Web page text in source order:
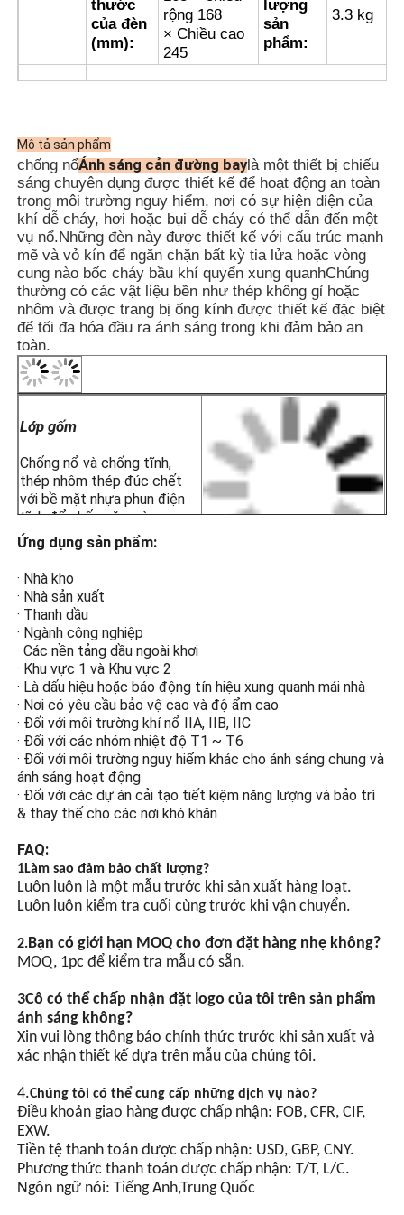
thước
của đèn
(mm):
rộng 168
× Chiều cao
245
lượng
sản
phẩm:
3.3 kg
CERT ATEX, CE, IP66, IK10, ROHS, ISO9001
Các đặc
điểm
và có thể được sử dụng trong môi trường với
khí và bụi có lớp chống nổ tương ứng.
· Lớp hợp kim nhôm được đúc đập có bề mặt
phun điện tĩnh để có ngoại hình hấp dẫn.
· Nó sử dụng một nguồn ánh sáng LED sáng
cao, cung cấp tiêu thụ năng lượng thấp, tuổi
thọ dài và không cần bảo trì.
· Đèn cản hàng không chống nổ có sẵn trong
các tùy chọn cường độ thấp, trung bình và
cao.
· Cấu trúc kín, có độ bảo vệ cao, được trang
bảo vệ và có thể được trang bị một con chip
vệ tinh GPS và Beidou để đồng bộ hóa nhiều
· Nó sử dụng một công tắc hoạt động bằng
ánh sáng tự động để có độ tin cậy cao, tự
động bật vào ban đêm và trong điều kiện
sương mù, và tắt trong ngày.
· Đồng bộ không dây có sẵn theo yêu cầu để
Nó phù hợp cho cả ống thép và dây cáp.
APPL
· Các nền tảng dầu khí
· Các nhà máy chế biến hóa chất
· Các nhà máy sản xuất ngũ cốc và bột
· Các giàn khoan ngoài khơi
· Trạm LNG
· Mỏ than và cơ sở hạ tầng đường hầm
· Các kho lưu trữ nguy hiểm
· Khu vực 1 và Khu vực 2
· Đối với các nhóm nhiệt độ T1 ~ T6
· Đối với môi trường khí nổ IIA, IIB, IIC
Mô tả sản phẩm
chống nổÁnh sáng cản đường baylà một thiết bị chiếu
sáng chuyên dụng được thiết kế để hoạt động an toàn
trong môi trường nguy hiểm, nơi có sự hiện diện của
khí dễ cháy, hơi hoặc bụi dễ cháy có thể dẫn đến một
vụ nổ.Những đèn này được thiết kế với cấu trúc mạnh
mẽ và vỏ kín để ngăn chặn bất kỳ tia lửa hoặc vòng
cung nào bốc cháy bầu khí quyển xung quanhChúng
thường có các vật liệu bền như thép không gỉ hoặc
nhôm và được trang bị ống kính được thiết kế đặc biệt
để tối đa hóa đầu ra ánh sáng trong khi đảm bảo an
toàn.
Lớp gốm
Chống nổ và chống tĩnh,
thép nhôm thép đúc chết
với bề mặt nhựa phun điện
tĩnh để chống ăn mòn,
chống tĩnh và chống va
chạm.
tinh cứng cao ngăn chặn tia
lửa cung từ ánh sáng tiếp
xúc với khí dễ cháy và gây
ra vụ nổ.
Thiết kế tiết kiệm năng
lượng
Đèn đèn LED sáng cao,
đèn LED chip tiết kiệm năng
lượng có độ sáng cao và
tiết kiệm năng lượng hơn
Đồng bộ hóa GPS ((Tìm
Điều khiển tự động chuyển
một con chip tích hợp và
nhiều mạch bảo vệ..
Ứng dụng sản phẩm:
· Nhà kho
· Nhà sản xuất
· Thanh dầu
· Ngành công nghiệp
· Các nền tảng dầu ngoài khơi
· Khu vực 1 và Khu vực 2
· Là dấu hiệu hoặc báo động tín hiệu xung quanh mái nhà
· Nơi có yêu cầu bảo vệ cao và độ ẩm cao
· Đối với môi trường khí nổ IIA, IIB, IIC
· Đối với các nhóm nhiệt độ T1 ~ T6
· Đối với môi trường nguy hiểm khác cho ánh sáng chung và
ánh sáng hoạt động
· Đối với các dự án cải tạo tiết kiệm năng lượng và bảo trì
& thay thế cho các nơi khó khăn
FAQ:
1Làm sao đảm bảo chất lượng?
Luôn luôn là một mẫu trước khi sản xuất hàng loạt.
Luôn luôn kiểm tra cuối cùng trước khi vận chuyển.
2.Bạn có giới hạn MOQ cho đơn đặt hàng nhẹ không?
MOQ, 1pc để kiểm tra mẫu có sẵn.
3Cô có thể chấp nhận đặt logo của tôi trên sản phẩm
ánh sáng không?
Xin vui lòng thông báo chính thức trước khi sản xuất và
xác nhận thiết kế dựa trên mẫu của chúng tôi.
4.Chúng tôi có thể cung cấp những dịch vụ nào?
Điều khoản giao hàng được chấp nhận: FOB, CFR, CIF,
EXW.
Tiền tệ thanh toán được chấp nhận: USD, GBP, CNY.
Phương thức thanh toán được chấp nhận: T/T, L/C.
Ngôn ngữ nói: Tiếng Anh,Trung Quốc